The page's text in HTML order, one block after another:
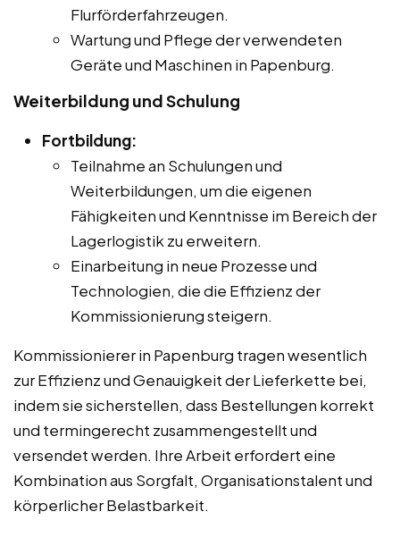
Flurförderfahrzeugen.
Wartung und Pflege der verwendeten
Geräte und Maschinen in Papenburg.
Weiterbildung und Schulung
Fortbildung:
Teilnahme an Schulungen und
Weiterbildungen, um die eigenen
Fähigkeiten und Kenntnisse im Bereich der
Lagerlogistik zu erweitern.
Einarbeitung in neue Prozesse und
Technologien, die die Effizienz der
Kommissionierung steigern.
Kommissionierer in Papenburg tragen wesentlich
zur Effizienz und Genauigkeit der Lieferkette bei,
indem sie sicherstellen, dass Bestellungen korrekt
und termingerecht zusammengestellt und
versendet werden. Ihre Arbeit erfordert eine
Kombination aus Sorgfalt, Organisationstalent und
körperlicher Belastbarkeit.